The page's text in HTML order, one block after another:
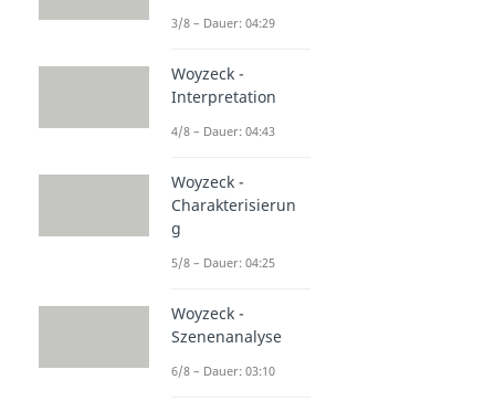
3/8 – Dauer: 04:29
Woyzeck -
Interpretation
4/8 – Dauer: 04:43
Woyzeck -
Charakterisierun
g
5/8 – Dauer: 04:25
Woyzeck -
Szenenanalyse
6/8 – Dauer: 03:10